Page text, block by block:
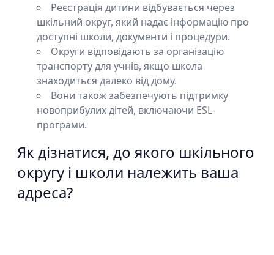
Реєстрація дитини відбувається через
шкільний округ, який надає інформацію про
доступні школи, документи і процедури.
Округи відповідають за організацію
транспорту для учнів, якщо школа
знаходиться далеко від дому.
Вони також забезпечують підтримку
новоприбулих дітей, включаючи ESL-
програми.
Як дізнатися, до якого шкільного
округу і школи належить ваша
адреса?